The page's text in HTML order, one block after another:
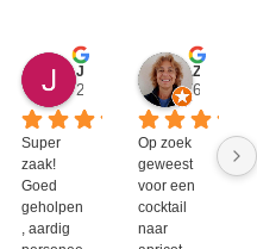
2 jaar geleden
Super
zaak!
Goed
geholpen
, aardig
6 jaar
Op zoek
geweest
voor een
cocktail
naar